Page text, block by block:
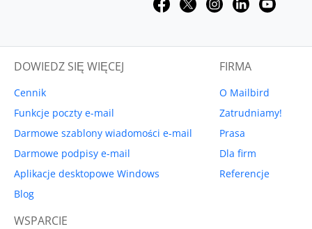
DOWIEDZ SIĘ WIĘCEJ
Cennik
Funkcje poczty e-mail
Darmowe szablony wiadomości e-mail
Darmowe podpisy e-mail
Aplikacje desktopowe Windows
Blog
FIRMA
O Mailbird
Zatrudniamy!
Prasa
Dla firm
Referencje
WSPARCIE